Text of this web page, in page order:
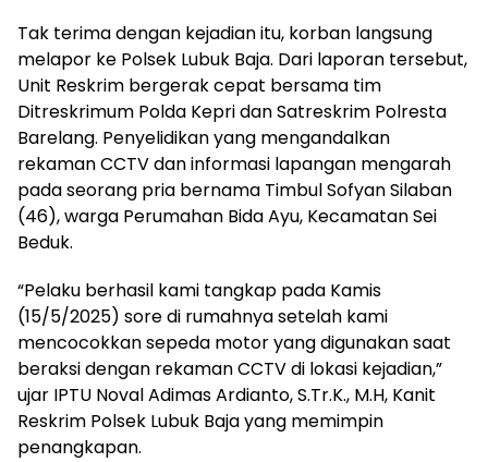
Tak terima dengan kejadian itu, korban langsung
melapor ke Polsek Lubuk Baja. Dari laporan tersebut,
Unit Reskrim bergerak cepat bersama tim
Ditreskrimum Polda Kepri dan Satreskrim Polresta
Barelang. Penyelidikan yang mengandalkan
rekaman CCTV dan informasi lapangan mengarah
pada seorang pria bernama Timbul Sofyan Silaban
(46), warga Perumahan Bida Ayu, Kecamatan Sei
Beduk.
“Pelaku berhasil kami tangkap pada Kamis
(15/5/2025) sore di rumahnya setelah kami
mencocokkan sepeda motor yang digunakan saat
beraksi dengan rekaman CCTV di lokasi kejadian,”
ujar IPTU Noval Adimas Ardianto, S.Tr.K., M.H, Kanit
Reskrim Polsek Lubuk Baja yang memimpin
penangkapan.